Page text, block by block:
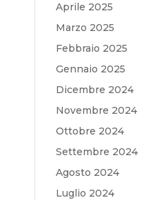
Aprile 2025
Marzo 2025
Febbraio 2025
Gennaio 2025
Dicembre 2024
Novembre 2024
Ottobre 2024
Settembre 2024
Agosto 2024
Luglio 2024